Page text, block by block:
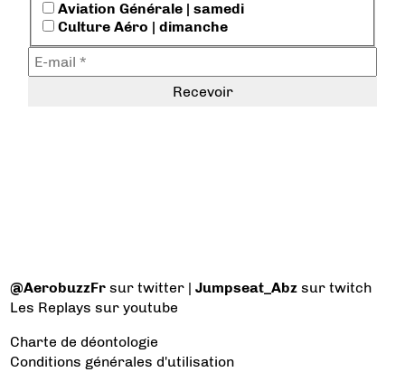
Aviation Générale | samedi
Culture Aéro | dimanche
@AerobuzzFr sur twitter |Jumpseat_Abz sur twitch
Les Replays sur youtube
Charte de déontologie
Conditions générales d'utilisation